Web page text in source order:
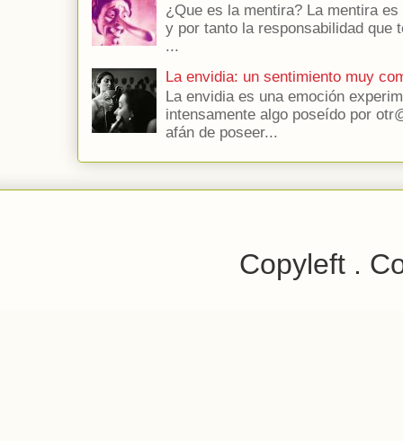
¿Que es la mentira? La mentira
y por tanto la responsabilidad que
...
La envidia: un sentimiento muy
La envidia es una emoción
intensamente algo poseído por
afán de poseer...
Copyleft .